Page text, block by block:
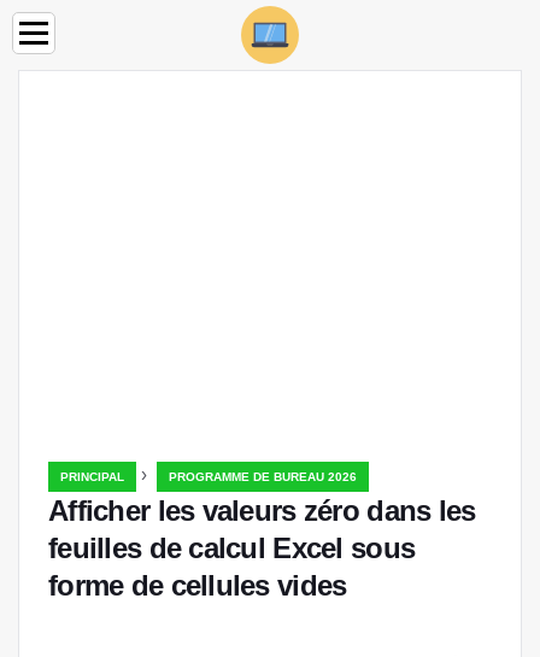
PRINCIPAL › PROGRAMME DE BUREAU 2026
Afficher les valeurs zéro dans les
feuilles de calcul Excel sous
forme de cellules vides